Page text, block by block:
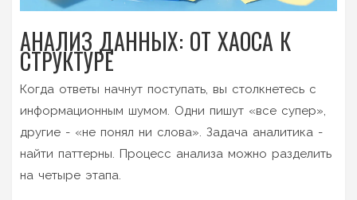
АНАЛИЗ ДАННЫХ: ОТ ХАОСА К
СТРУКТУРЕ
Когда ответы начнут поступать, вы столкнетесь с
информационным шумом. Одни пишут «все супер»,
другие - «не понял ни слова». Задача аналитика -
найти паттерны. Процесс анализа можно разделить
на четыре этапа.